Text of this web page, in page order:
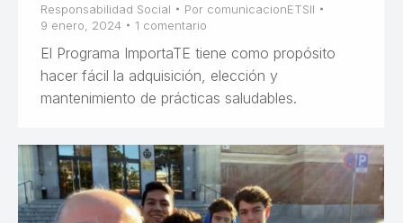
Responsabilidad Social Por comunicacionETSII
9 enero, 2024
1 comentario
El Programa ImportaTE tiene como propósito
hacer fácil la adquisición, elección y
mantenimiento de prácticas saludables.